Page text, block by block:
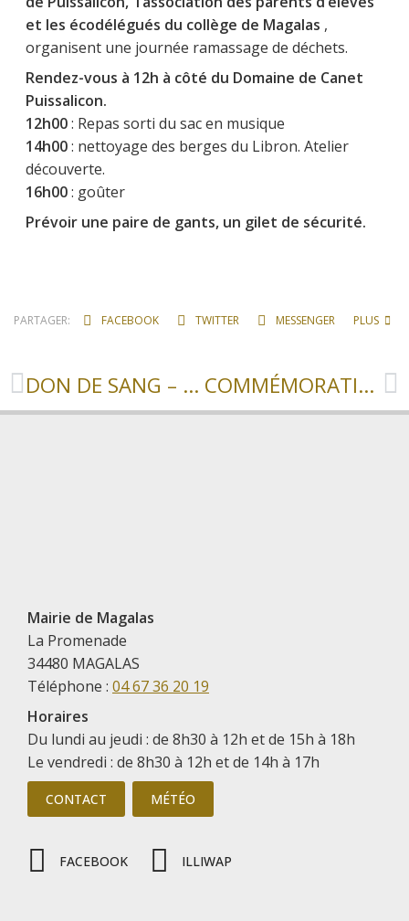
et les écodélégués du collège de Magalas ,
organisent une journée ramassage de déchets.
Rendez-vous à 12h à côté du Domaine de Canet
Puissalicon.
12h00: Repas sorti du sac en musique
14h00: nettoyage des berges du Libron. Atelier
découverte.
16h00: goûter
Prévoir une paire de gants, un gilet de sécurité.
PARTAGER: FACEBOOK TWITTER MESSENGER PLUS
DON DE SANG – AUTIGNAC COMMÉMORATION DU 8 MAI 1945
Mairie de Magalas
La Promenade
34480 MAGALAS
Téléphone : 04 67 36 20 19
Horaires
Du lundi au jeudi : de 8h30 à 12h et de 15h à 18h
Le vendredi : de 8h30 à 12h et de 14h à 17h
CONTACT MÉTÉO
FACEBOOK ILLIWAP